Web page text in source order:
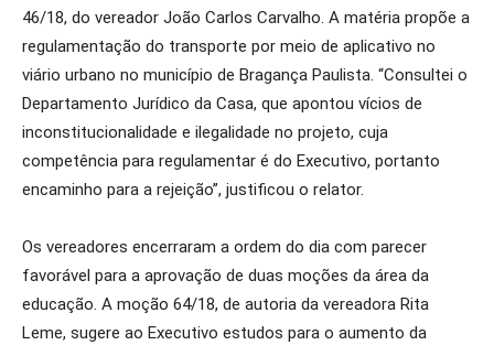
46/18, do vereador João Carlos Carvalho. A matéria propõe a
regulamentação do transporte por meio de aplicativo no
viário urbano no município de Bragança Paulista. “Consultei o
Departamento Jurídico da Casa, que apontou vícios de
inconstitucionalidade e ilegalidade no projeto, cuja
competência para regulamentar é do Executivo, portanto
encaminho para a rejeição”, justificou o relator.
Os vereadores encerraram a ordem do dia com parecer
favorável para a aprovação de duas moções da área da
educação. A moção 64/18, de autoria da vereadora Rita
Leme, sugere ao Executivo estudos para o aumento da